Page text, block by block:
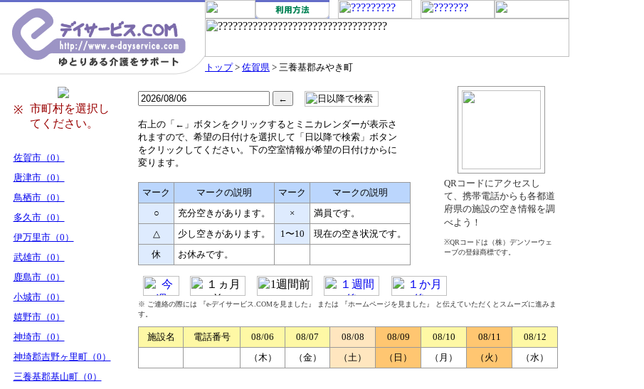
トップ> 佐賀県 > 三養基郡みやき町
※
市町村を選択し
てください。
佐賀市（0）
唐津市（0）
鳥栖市（0）
多久市（0）
伊万里市（0）
武雄市（0）
鹿島市（0）
小城市（0）
嬉野市（0）
神埼市（0）
神埼郡吉野ヶ里町（0）
三養基郡基山町（0）
右上の「←」ボタンをクリックするとミニカレンダーが表示さ
れますので、希望の日付けを選択して「日以降で検索」ボタン
をクリックしてください。下の空室情報が希望の日付けからに
変ります。
マーク マークの説明 マーク
マークの説明
○
充分空きがあります。 ×
満員です。
△
少し空きがあります。 1〜10
現在の空き状況です。
休
お休みです。
QRコードにアクセスし
て、携帯電話からも各都道
府県の施設の空き情報を調
べよう！
※QRコードは（株）デンソーウェ
ーブの登録商標です。
※ ご連絡の際には 『e-デイサービス.COMを見ました』 または 『ホームページを見ました』 と伝えていただくとスムーズに進みま
す。
施設名 電話番号 08/06 08/07 08/08 08/09 08/10 08/11
08/12
（木）
（金） （土） （日） （月） （火） （水）